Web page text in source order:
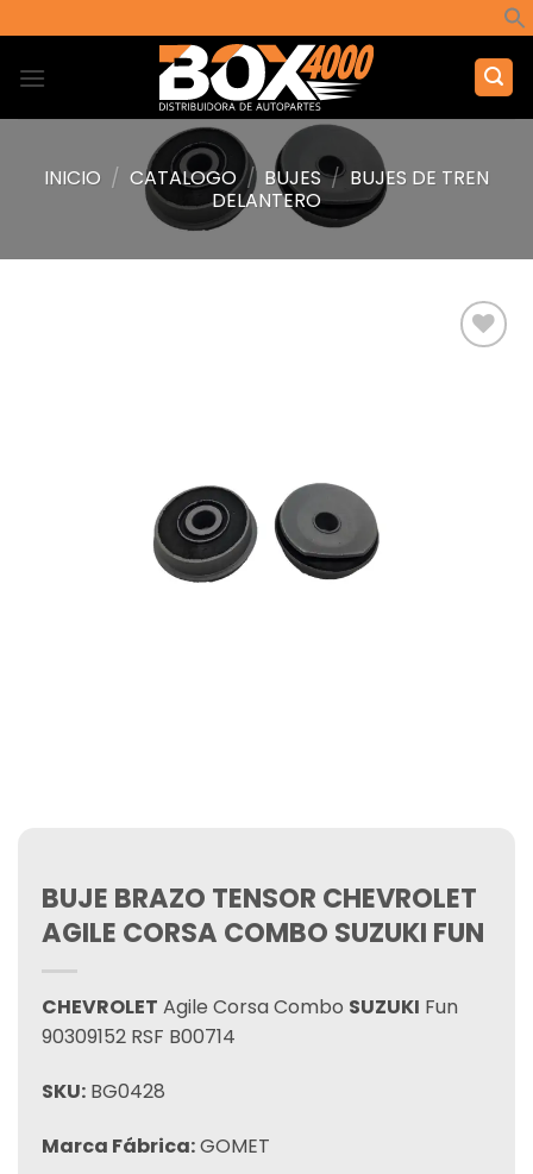
al
contenido
INICIO / CATALOGO / BUJES / BUJES DE TREN
DELANTERO
BUJE BRAZO TENSOR CHEVROLET
AGILE CORSA COMBO SUZUKI FUN
CHEVROLET Agile Corsa Combo SUZUKI Fun
90309152 RSF B00714
SKU: BG0428
Marca Fábrica:GOMET